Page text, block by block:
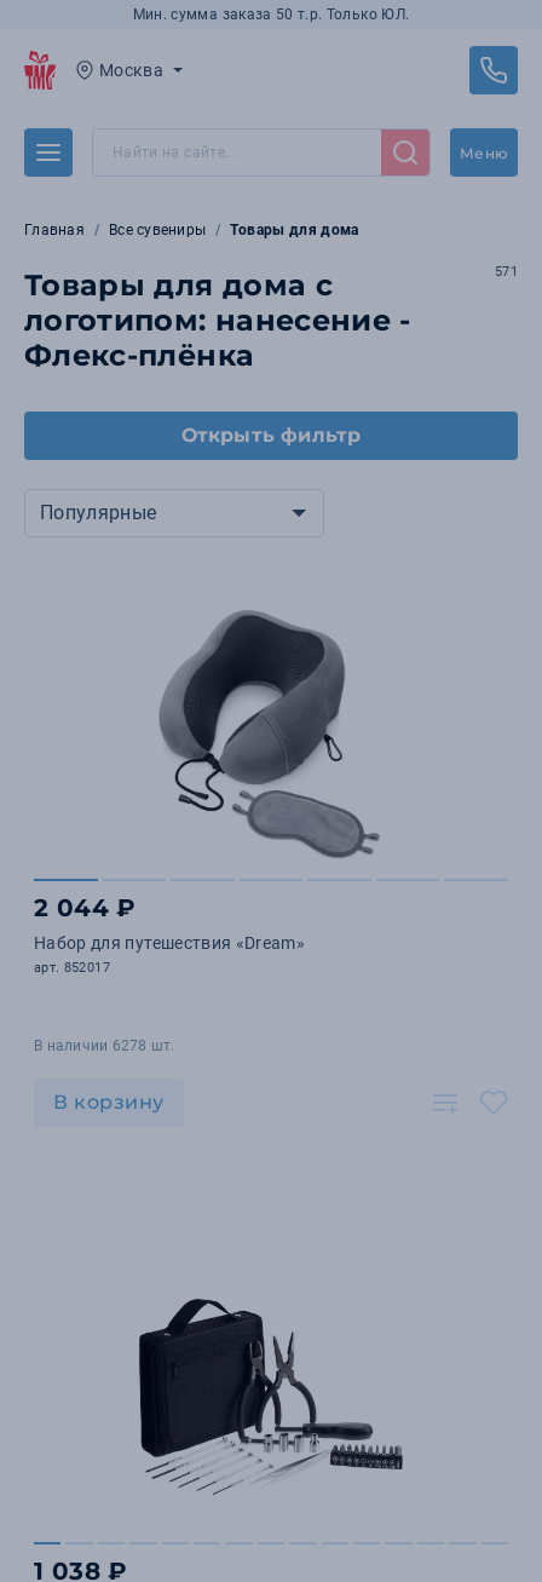
Мин. сумма заказа 50 т.р. Только ЮЛ.
Москва
Меню
Главная Все сувениры Товары для дома
Товары для дома с
логотипом: нанесение -
Флекс-плёнка
571
Открыть фильтр
Популярные
2 044 ₽
Набор для путешествия «Dream»
арт. 852017
В наличии 6278 шт.
В корзину
1 038 ₽